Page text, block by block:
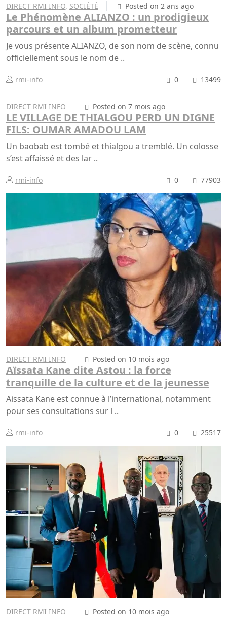
DIRECT RMI INFO, SOCIÉTÉ Posted on 2 ans ago
Le Phénomène ALIANZO : un prodigieux
parcours et un album prometteur
Je vous présente ALIANZO, de son nom de scène, connu
officiellement sous le nom de ..
rmi-info 0 13499
DIRECT RMI INFO Posted on 7 mois ago
LE VILLAGE DE THIALGOU PERD UN DIGNE
FILS: OUMAR AMADOU LAM
Un baobab est tombé et thialgou a tremblé. Un colosse
s’est affaissé et des lar ..
rmi-info 0 77903
DIRECT RMI INFO Posted on 10 mois ago
Aïssata Kane dite Astou : la force
tranquille de la culture et de la jeunesse
Aissata Kane est connue à l’international, notamment
pour ses consultations sur l ..
rmi-info 0 25517
DIRECT RMI INFO Posted on 10 mois ago